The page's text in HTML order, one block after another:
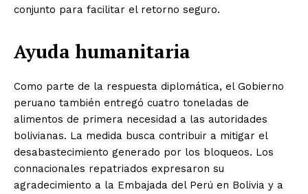
conjunto para facilitar el retorno seguro.
Ayuda humanitaria
Como parte de la respuesta diplomática, el Gobierno
peruano también entregó cuatro toneladas de
alimentos de primera necesidad a las autoridades
bolivianas. La medida busca contribuir a mitigar el
desabastecimiento generado por los bloqueos. Los
connacionales repatriados expresaron su
agradecimiento a la Embajada del Perú en Bolivia y a